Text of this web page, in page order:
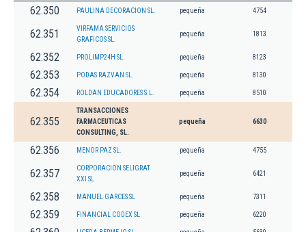
62.350 PAULINA DECORACION SL. pequeña 4754
62.351
VIRFAMA SERVICIOS
GRAFICOS SL.
pequeña 1813
62.352 PROLIMP24H SL. pequeña 8123
62.353 PODAS RAZVAN SL. pequeña 8130
62.354 ROLDAN EDUCADORES S.L. pequeña 8510
62.355
TRANSACCIONES
FARMACEUTICAS
CONSULTING, SL.
pequeña 6630
62.356 MENOR PAZ SL. pequeña 4755
62.357
CORPORACION SELIGRAT
XXI SL
pequeña 6421
62.358 MANUEL GARCES SL pequeña 7311
62.359 FINANCIAL CODEX SL pequeña 6220